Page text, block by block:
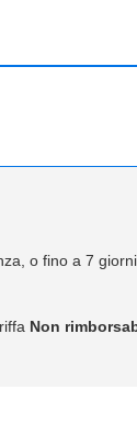
o fino a 7
Non